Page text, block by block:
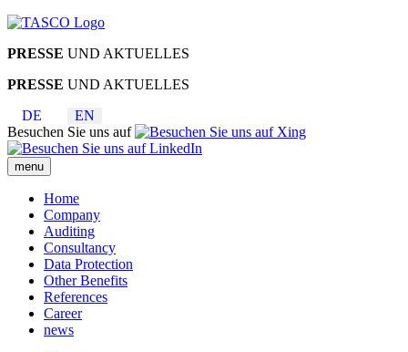
PRESSE UND AKTUELLES
PRESSE UND AKTUELLES
DE
EN
Besuchen Sie uns auf
menu
Home
Company
Auditing
Consultancy
Data Protection
Other Benefits
References
Career
news